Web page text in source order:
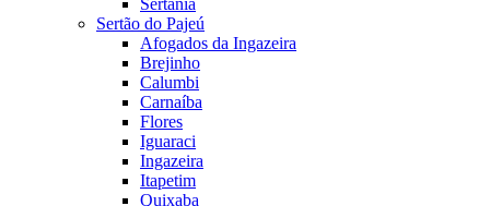
Sertânia
Sertão do Pajeú
Afogados da Ingazeira
Brejinho
Calumbi
Carnaíba
Flores
Iguaraci
Ingazeira
Itapetim
Quixaba